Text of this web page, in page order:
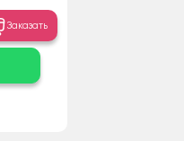
Заказать